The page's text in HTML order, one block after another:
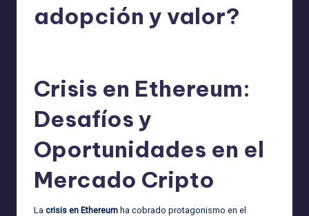
adopción y valor?
Crisis en Ethereum:
Desafíos y
Oportunidades en el
Mercado Cripto
La crisis en Ethereum ha cobrado protagonismo en el